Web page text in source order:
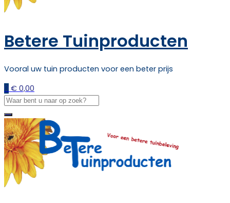
Betere Tuinproducten
Vooral uw tuin producten voor een beter prijs
0 € 0,00